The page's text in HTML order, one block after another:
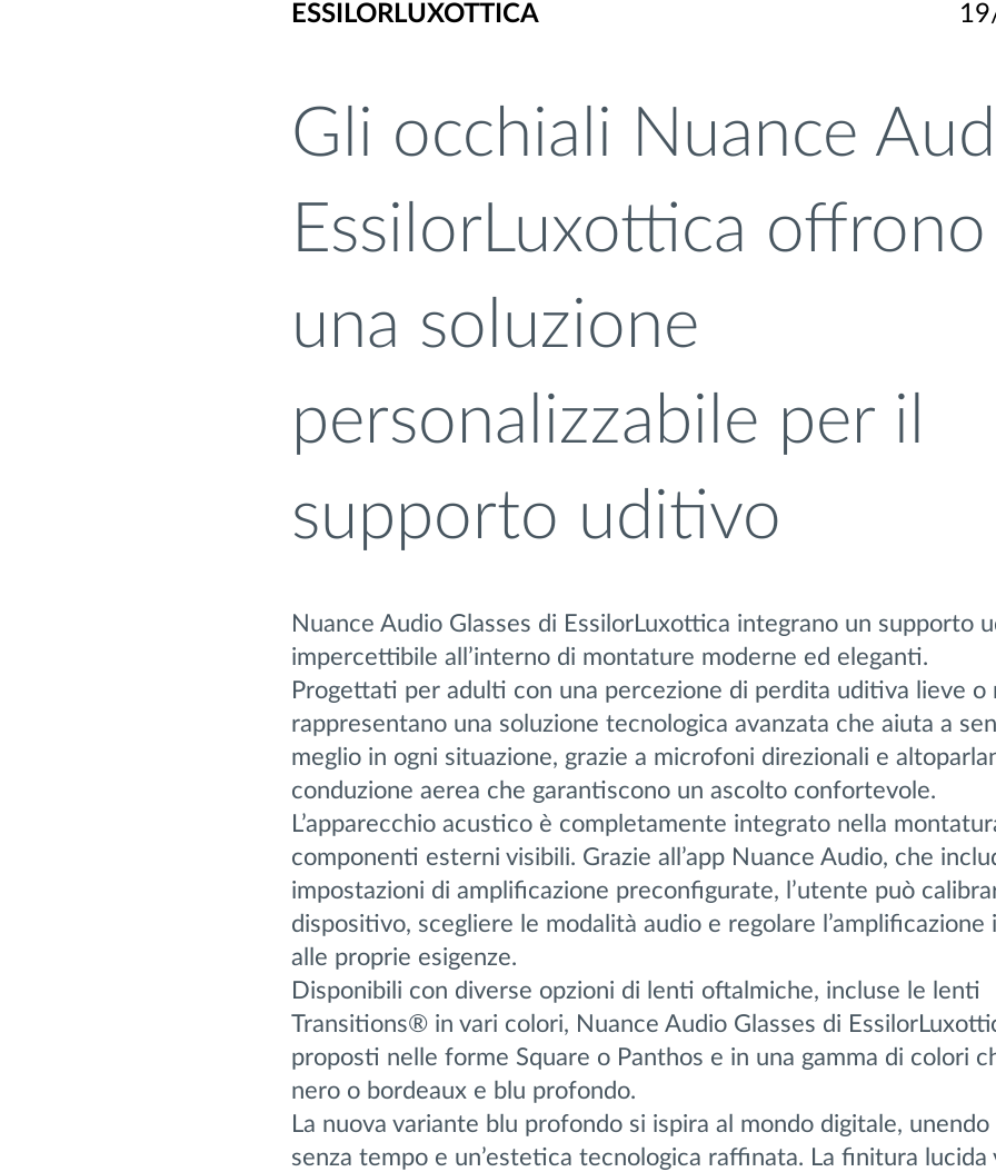
ESSILORLUXOTTICA
Gli occhiali Nuance
EssilorLuxottica offrono
una soluzione
personalizzabile per il
supporto uditivo
Nuance Audio Glasses di EssilorLuxottica integrano un supporto
impercettibile all’interno di montature moderne ed eleganti.
Progettati per adulti con una percezione di perdita uditiva lieve o
rappresentano una soluzione tecnologica avanzata che aiuta a
meglio in ogni situazione, grazie a microfoni direzionali e
conduzione aerea che garantiscono un ascolto confortevole.
L’apparecchio acustico è completamente integrato nella
componenti esterni visibili. Grazie all’app Nuance Audio, che
impostazioni di amplificazione preconfigurate, l’utente può
dispositivo, scegliere le modalità audio e regolare l’amplificazione
alle proprie esigenze.
Disponibili con diverse opzioni di lenti oftalmiche, incluse le lenti
Transitions® in vari colori, Nuance Audio Glasses di
proposti nelle forme Square o Panthos e in una gamma di colori
nero o bordeaux e blu profondo.
La nuova variante blu profondo si ispira al mondo digitale, unendo
senza tempo e un’estetica tecnologica raffinata. La finitura lucida